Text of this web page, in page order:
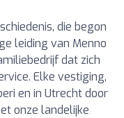
die begon
leiding van Menno
dat zich
Elke vestiging,
en in Utrecht door
onze landelijke